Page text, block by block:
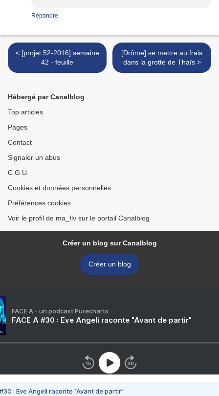
Répondre
< [projet 52-2016] semaine
42 - feuille
[Drôme] se mettre au frais
dans la grotte de Thaïs >
Hébergé par Canalblog
Top articles
Pages
Contact
Signaler un abus
C.G.U.
Cookies et données personnelles
Préférences cookies
Voir le profil de ma_flv sur le portail Canalblog
Créer un blog sur Canalblog
Créer un blog
FACE A - un podcast Purecharts
FACE A #30 : Eve Angeli raconte "Avant de partir"
#30 : Eve Angeli raconte "Avant de partir"